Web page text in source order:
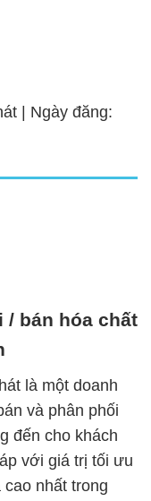
| Ngày đăng:
/ bán hóa chất
là một doanh
và phân phối
đến cho khách
với giá trị tối ưu
nhất trong